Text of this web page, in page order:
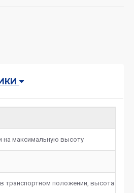
максимальную высоту
транспортном положении, высота